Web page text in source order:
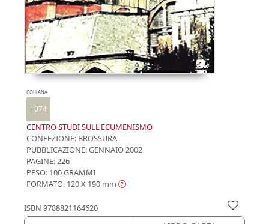
COLLANA
1074
CENTRO STUDI SULL'ECUMENISMO
CONFEZIONE: BROSSURA
PUBBLICAZIONE:GENNAIO 2002
PAGINE: 226
PESO: 100 GRAMMI
FORMATO: 120 X 190 mm
ISBN 9788821164620